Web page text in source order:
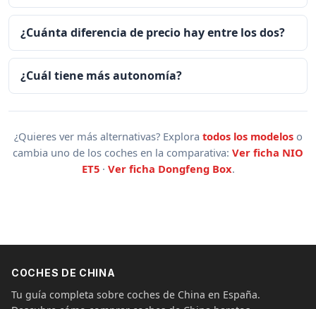
¿Cuánta diferencia de precio hay entre los dos?
¿Cuál tiene más autonomía?
¿Quieres ver más alternativas? Explora todos los modeloso
cambia uno de los coches en la comparativa: Ver ficha NIO
ET5· Ver ficha Dongfeng Box.
COCHES DE CHINA
Tu guía completa sobre coches de China en España.